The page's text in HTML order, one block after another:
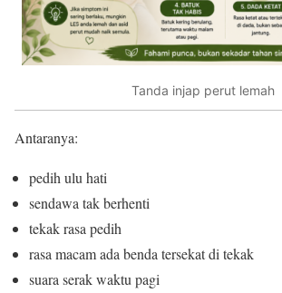
Tanda injap perut lemah
Antaranya:
pedih ulu hati
sendawa tak berhenti
tekak rasa pedih
rasa macam ada benda tersekat di tekak
suara serak waktu pagi